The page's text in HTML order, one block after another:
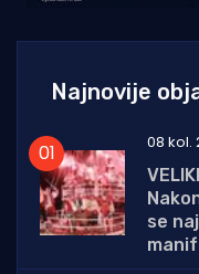
Najnovije
08 kol.
se